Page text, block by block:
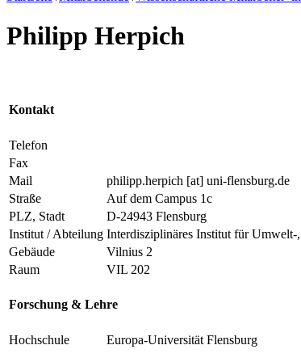
Philipp Herpich
Kontakt
Telefon
Fax
Mail
philipp.herpich [at] uni-flensburg.de
Straße
Auf dem Campus 1c
PLZ, Stadt
D-24943 Flensburg
Institut / Abteilung Interdisziplinäres Institut für Umwelt-
Gebäude
Vilnius 2
Raum
VIL 202
Forschung & Lehre
Hochschule Europa-Universität Flensburg